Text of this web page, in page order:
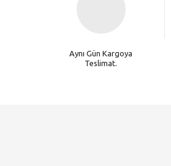
Aynı Gün Kargoya
Teslimat.